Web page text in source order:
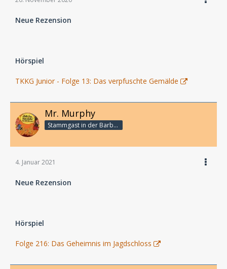
Neue Rezension
Hörspiel
TKKG Junior - Folge 13: Das verpfuschte Gemälde
Mr. Murphy
Stammgast in der Barbarabar
4. Januar 2021
Neue Rezension
Hörspiel
Folge 216: Das Geheimnis im Jagdschloss